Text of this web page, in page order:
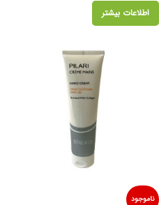
اطلاعات بیشتر
ناموجود